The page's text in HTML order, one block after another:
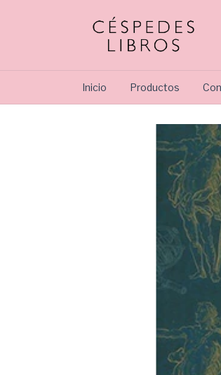
Inicio Productos